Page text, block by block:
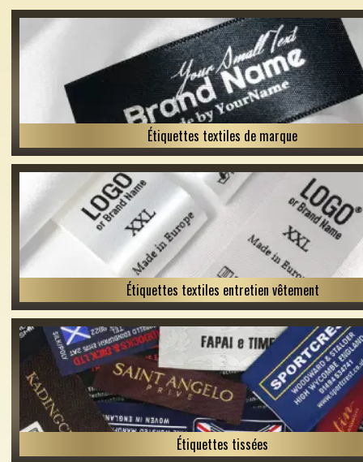
Étiquettes textiles de marque
Étiquettes textiles entretien vêtement
Étiquettes tissées